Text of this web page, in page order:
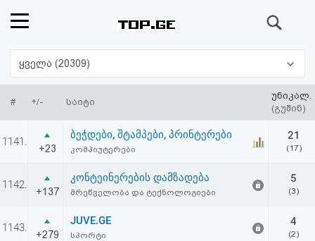
რეიტინგი
(მთავარი)
ფოსტა
პასუხი
ავტორიზაცია
ყველა (20309)
# +/- საიტი
უნიკალ.
(გუშინ)
1141.
+23
ბეჭდები, შტამპები, პრინტერები
კომპიუტერები
21
(17)
1142.
+137
კონტეინერების დამზადება
მრეწველობა და ტექნოლოგიები
5
(3)
1143.
+279
JUVE.GE
სპორტი
4
(2)